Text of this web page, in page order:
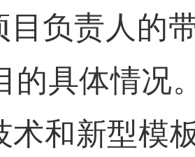
目负责人的
的具体情况
术和新型模